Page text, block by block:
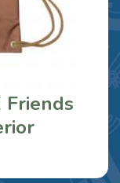
Friends